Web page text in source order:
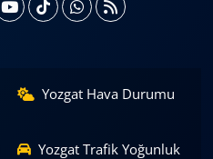
Yozgat Hava Durumu
Yozgat Trafik Yoğunluk